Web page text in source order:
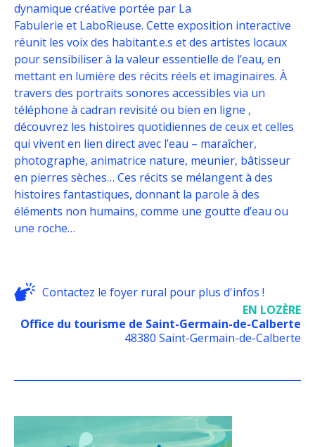
dynamique créative portée par La
Fabulerie et LaboRieuse. Cette exposition interactive
réunit les voix des habitant.e.s et des artistes locaux
pour sensibiliser à la valeur essentielle de l’eau, en
mettant en lumière des récits réels et imaginaires. À
travers des portraits sonores accessibles via un
téléphone à cadran revisité ou bien en ligne ,
découvrez les histoires quotidiennes de ceux et celles
qui vivent en lien direct avec l’eau – maraîcher,
photographe, animatrice nature, meunier, bâtisseur
en pierres sèches… Ces récits se mélangent à des
histoires fantastiques, donnant la parole à des
éléments non humains, comme une goutte d’eau ou
une roche…
Contactez le foyer rural pour plus d'infos !
EN LOZÈRE
Office du tourisme de Saint-Germain-de-Calberte
48380 Saint-Germain-de-Calberte